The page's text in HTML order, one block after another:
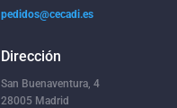
pedidos@cecadi.es
Dirección
San Buenaventura, 4
28005 Madrid